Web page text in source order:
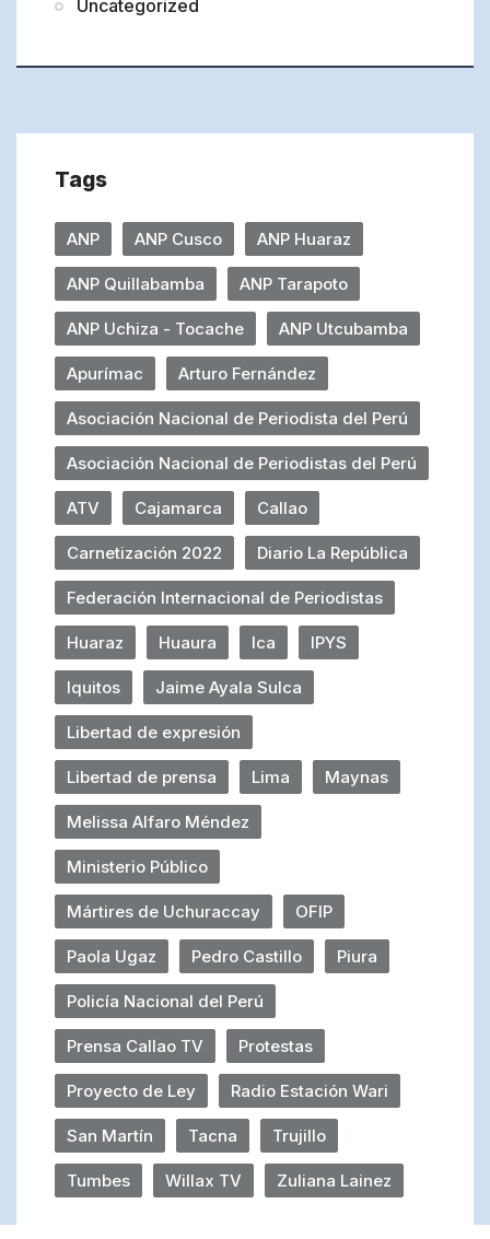
Uncategorized
Tags
ANP ANP Cusco ANP Huaraz
ANP Quillabamba ANP Tarapoto
ANP Uchiza - Tocache ANP Utcubamba
Apurímac Arturo Fernández
Asociación Nacional de Periodista del Perú
Asociación Nacional de Periodistas del Perú
ATV Cajamarca Callao
Carnetización 2022 Diario La República
Federación Internacional de Periodistas
Huaraz Huaura Ica IPYS
Iquitos Jaime Ayala Sulca
Libertad de expresión
Libertad de prensa Lima Maynas
Melissa Alfaro Méndez
Ministerio Público
Mártires de Uchuraccay OFIP
Paola Ugaz Pedro Castillo Piura
Policía Nacional del Perú
Prensa Callao TV Protestas
Proyecto de Ley Radio Estación Wari
San Martín Tacna Trujillo
Tumbes Willax TV Zuliana Lainez